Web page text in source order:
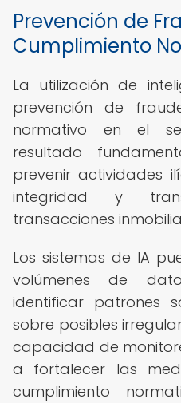
Prevención de
Cumplimiento
La utilización de
prevención de
normativo en el
resultado
prevenir actividades
integridad y
transacciones
Los sistemas de IA
volúmenes de
identificar patrones
sobre posibles
capacidad de
a fortalecer las
cumplimiento